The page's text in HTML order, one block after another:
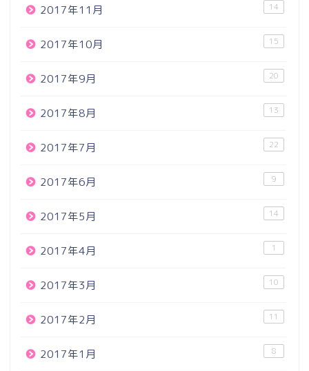
2017年11月 14
2017年10月 15
2017年9月 20
2017年8月 13
2017年7月 22
2017年6月 9
2017年5月 14
2017年4月 1
2017年3月 10
2017年2月 11
2017年1月 8